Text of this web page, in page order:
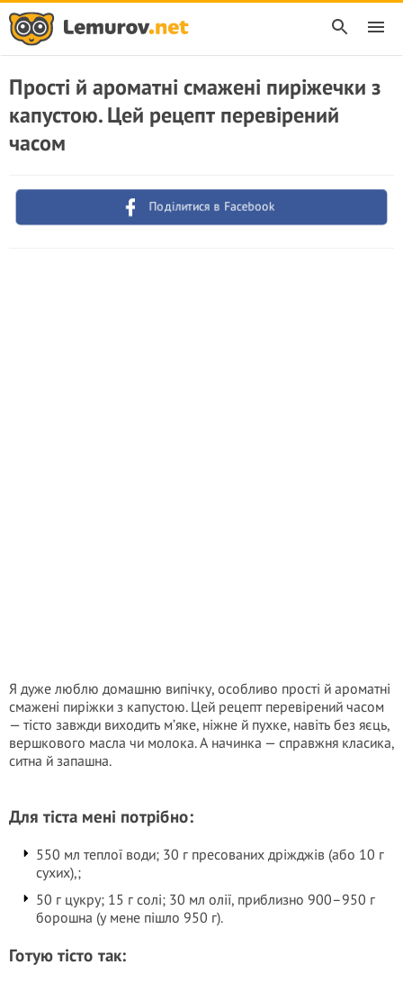
Прості й ароматні смажені пиріжечки з
капустою. Цей рецепт перевірений
часом
Поділитися в Facebook
Я дуже люблю домашню випічку, особливо прості й ароматні
смажені пиріжки з капустою. Цей рецепт перевірений часом
— тісто завжди виходить м’яке, ніжне й пухке, навіть без яєць,
вершкового масла чи молока. А начинка — справжня класика,
ситна й запашна.
Для тіста мені потрібно:
550 мл теплої води; 30 г пресованих дріжджів (або 10 г
сухих),;
50 г цукру; 15 г солі; 30 мл олії, приблизно 900–950 г
борошна (у мене пішло 950 г).
Готую тісто так: